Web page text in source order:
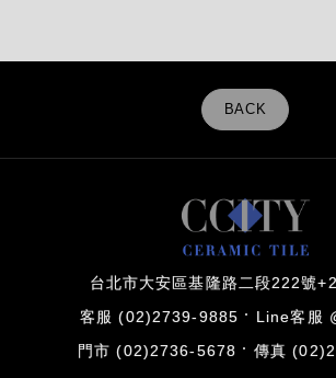
BACK
台北市大安區基隆路二段222號
客服 (02)2739-9885 Line客服
門市 (02)2736-5678 傳真